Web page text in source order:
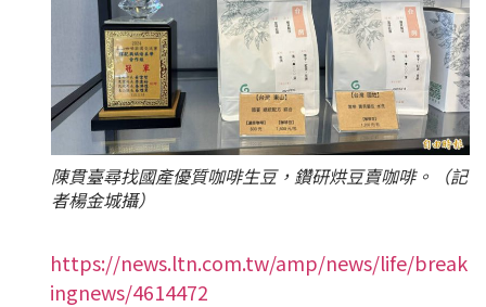
陳貫臺尋找國產優質咖啡生豆，鑽研烘豆賣咖啡。（記
者楊金城攝）
https://news.ltn.com.tw/amp/news/life/break
ingnews/4614472